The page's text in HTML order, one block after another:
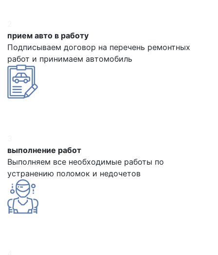
прием авто в работу
Подписываем договор на перечень ремонтных
работ и принимаем автомобиль
выполнение работ
Выполняем все необходимые работы по
устранению поломок и недочетов